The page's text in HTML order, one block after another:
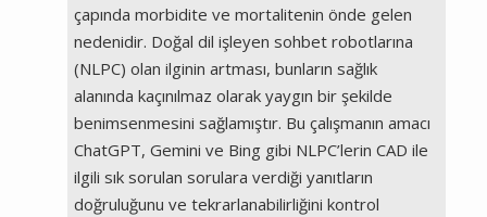
çapında morbidite ve mortalitenin önde gelen
nedenidir. Doğal dil işleyen sohbet robotlarına
(NLPC) olan ilginin artması, bunların sağlık
alanında kaçınılmaz olarak yaygın bir şekilde
benimsenmesini sağlamıştır. Bu çalışmanın amacı
ChatGPT, Gemini ve Bing gibi NLPC’lerin CAD ile
ilgili sık sorulan sorulara verdiği yanıtların
doğruluğunu ve tekrarlanabilirliğini kontrol